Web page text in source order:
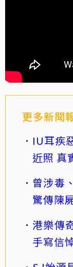
更多新聞
IU耳疾
近照 真
曾涉毒
驚傳陳
港樂傳
手寫信